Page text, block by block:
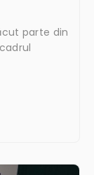
parte din